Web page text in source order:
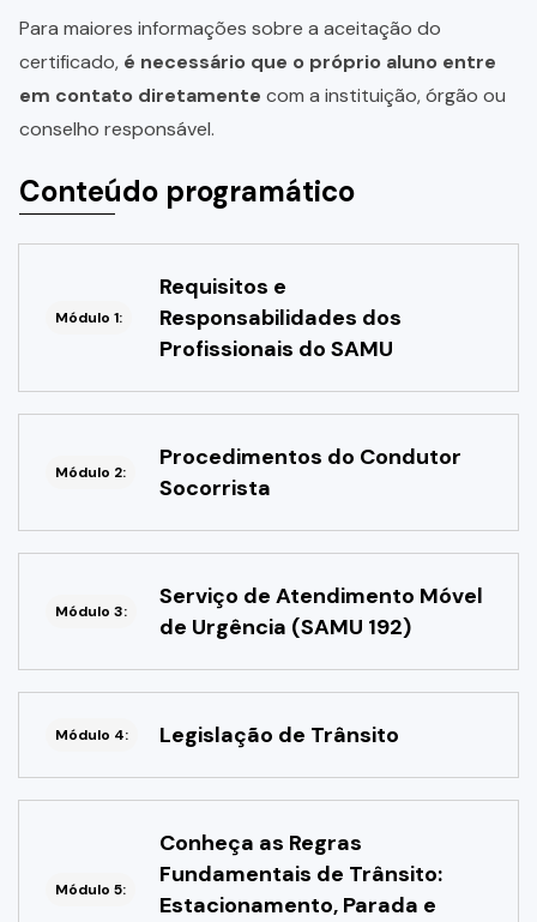
Para maiores informações sobre a aceitação do
certificado, é necessário que o próprio aluno entre
em contato diretamente com a instituição, órgão ou
conselho responsável.
Conteúdo programático
Módulo 1:
Requisitos e
Responsabilidades dos
Profissionais do SAMU
Módulo 2:
Procedimentos do Condutor
Socorrista
Módulo 3:
Serviço de Atendimento Móvel
de Urgência (SAMU 192)
Módulo 4: Legislação de Trânsito
Módulo 5:
Conheça as Regras
Fundamentais de Trânsito:
Estacionamento, Parada e